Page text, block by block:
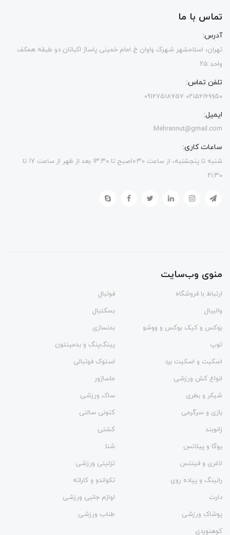
تماس با ما
آدرس:
تهران، اسلامشهر شهرک واوان خ امام خمینی پاساژ اکباتان دو طبقه همکف
واحد ۲۵
تلفن تماس:
۰۲۱۵۶۱۶۹۹۵۰ 09127518757
ایمیل:
Mehrannut@gmail.com
ساعات کاری:
شنبه تا پنجشنبه، از ساعت ۱۰:۳۰صبح تا ۱۳.۳۰ بعد از ظهر از ساعت ۱۷ تا
۲۱:۳۰
منوی وب‌سایت
ارتباط با فروشگاه
فوتبال
والیبال
بسکتبال
بوکس و کیک بوکس و ووشو
بدنسازی
توپ
پینگ‌پنگ و بدمينتون
اسکیت و اسکیت برد
استوک فوتبالی
انواع کش ورزشی
ماساژور
شیکر و بطری
ساک ورزشی
بازی و سرگرمی
کتونی سالنی
زانوبند
کشتی
یوگا و پیلاتس
شنا
لاغری و فیتنس
تزئینی ورزشی
رانینگ و پیاده روی
تکواندو و کاراته
دارت
لوازم جانبی ورزشی
پوشاک ورزشی
طناب ورزشی
کوهنوردی